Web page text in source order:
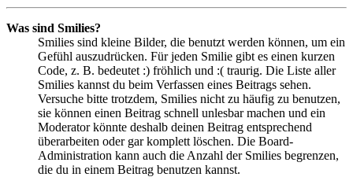
Was sind Smilies?
Smilies sind kleine Bilder, die benutzt werden können, um ein
Gefühl auszudrücken. Für jeden Smilie gibt es einen kurzen
Code, z. B. bedeutet :) fröhlich und :( traurig. Die Liste aller
Smilies kannst du beim Verfassen eines Beitrags sehen.
Versuche bitte trotzdem, Smilies nicht zu häufig zu benutzen,
sie können einen Beitrag schnell unlesbar machen und ein
Moderator könnte deshalb deinen Beitrag entsprechend
überarbeiten oder gar komplett löschen. Die Board-
Administration kann auch die Anzahl der Smilies begrenzen,
die du in einem Beitrag benutzen kannst.